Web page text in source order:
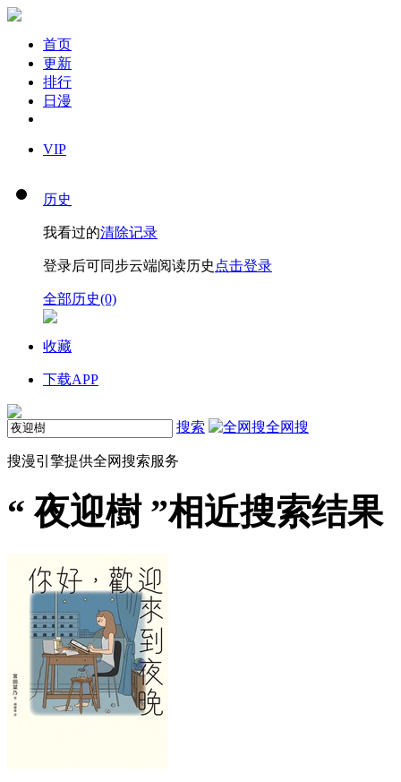
首页
更新
排行
日漫
VIP
历史
我看过的清除记录
登录后可同步云端阅读历史 点击登录
全部历史(0)
收藏
下载APP
搜索 全网搜
搜漫引擎提供全网搜索服务
“ 夜迎樹 ”相近搜索结果